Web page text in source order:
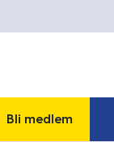
Bli medlem